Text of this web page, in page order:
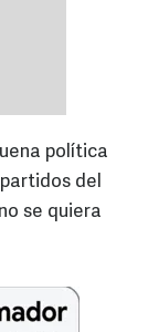
política
del
se quiera